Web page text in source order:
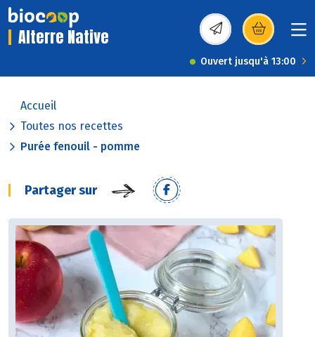
Alterre Native (s’ouvre dans une
Ouvert jusqu'à 13:00
Accueil
Toutes nos recettes
Purée fenouil - pomme
Partager sur